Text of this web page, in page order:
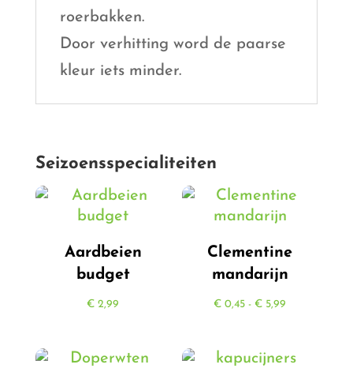
roerbakken.
Door verhitting word de paarse
kleur iets minder.
Seizoensspecialiteiten
Aardbeien
budget
€ 2,99
Clementine
mandarijn
€ 0,45 - € 5,99